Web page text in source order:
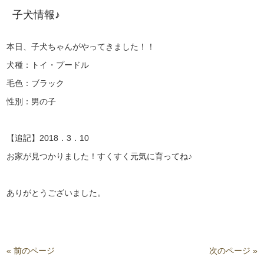
子犬情報♪
本日、子犬ちゃんがやってきました！！
犬種：トイ・プードル
毛色：ブラック
性別：男の子
【追記】2018．3．10
お家が見つかりました！すくすく元気に育ってね♪
ありがとうございました。
« 前のページ 次のページ »